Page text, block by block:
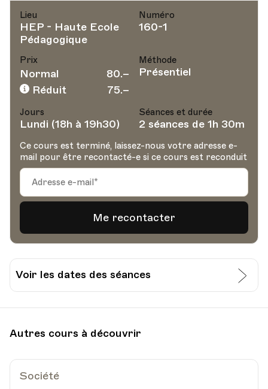
Lieu
HEP - Haute Ecole
Pédagogique
Numéro
160-1
Prix
Normal
80.–
Réduit
75.–
Méthode
Présentiel
Jours
Lundi (18h à 19h30)
Séances et durée
2 séances de 1h 30m
Ce cours est terminé, laissez-nous votre adresse e-
mail pour être recontacté-e si ce cours est reconduit
Voir les dates des séances
Lieu1005, Lausanne
Av. de Cour 33
Autres cours à découvrir
Société